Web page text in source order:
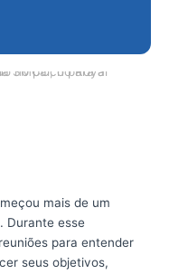
mais de um
Durante esse
para entender
seus objetivos,